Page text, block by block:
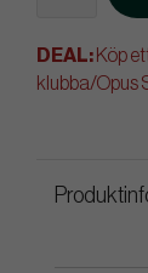
DEAL: Köp
klubba/Opus